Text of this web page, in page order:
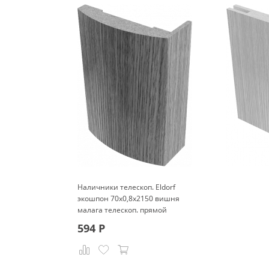
Наличники телескоп. Eldorf
экошпон 70x0,8x2150 вишня
малага телескоп. прямой
594Р